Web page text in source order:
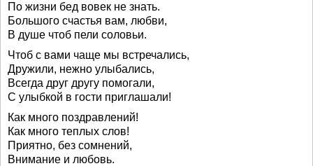
По жизни бед вовек не знать.
Большого счастья вам, любви,
В душе чтоб пели соловьи.
Чтоб с вами чаще мы встречались,
Дружили, нежно улыбались,
Всегда друг другу помогали,
С улыбкой в гости приглашали!
Как много поздравлений!
Как много теплых слов!
Приятно, без сомнений,
Внимание и любовь.